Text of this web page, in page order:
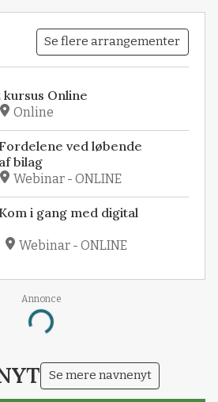
Se flere arrangementer
Online
Online
ved løbende
bilag
Webinar - ONLINE
i gang med digital
Webinar - ONLINE
Annonce
Loading...
Se mere navnenyt